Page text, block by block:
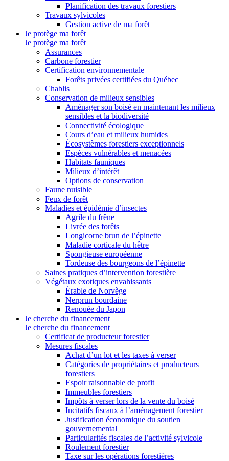
Planification des travaux forestiers
Travaux sylvicoles
Gestion active de ma forêt
Je protège ma forêt
Je protège ma forêt
Assurances
Carbone forestier
Certification environnementale
Forêts privées certifiées du Québec
Chablis
Conservation de milieux sensibles
Aménager son boisé en maintenant les milieux
sensibles et la biodiversité
Connectivité écologique
Cours d’eau et milieux humides
Écosystèmes forestiers exceptionnels
Espèces vulnérables et menacées
Habitats fauniques
Milieux d’intérêt
Options de conservation
Faune nuisible
Feux de forêt
Maladies et épidémie d’insectes
Agrile du frêne
Livrée des forêts
Longicorne brun de l’épinette
Maladie corticale du hêtre
Spongieuse européenne
Tordeuse des bourgeons de l’épinette
Saines pratiques d’intervention forestière
Végétaux exotiques envahissants
Érable de Norvège
Nerprun bourdaine
Renouée du Japon
Je cherche du financement
Je cherche du financement
Certificat de producteur forestier
Mesures fiscales
Achat d’un lot et les taxes à verser
Catégories de propriétaires et producteurs
forestiers
Espoir raisonnable de profit
Immeubles forestiers
Impôts à verser lors de la vente du boisé
Incitatifs fiscaux à l’aménagement forestier
Justification économique du soutien
gouvernemental
Particularités fiscales de l’activité sylvicole
Roulement forestier
Taxe sur les opérations forestières